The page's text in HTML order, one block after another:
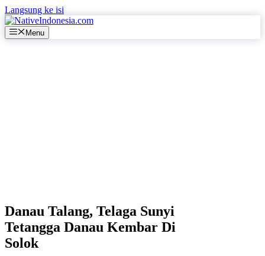
Langsung ke isi
Menu
Danau Talang, Telaga Sunyi
Tetangga Danau Kembar Di
Solok